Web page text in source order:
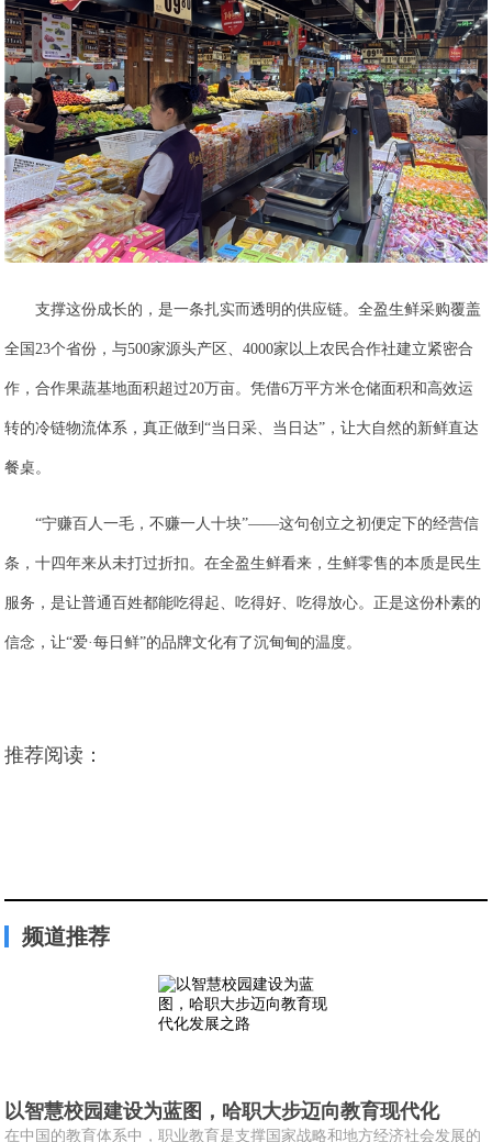
支撑这份成长的，是一条扎实而透明的供应链。全盈生鲜采购覆盖
全国23个省份，与500家源头产区、4000家以上农民合作社建立紧密合
作，合作果蔬基地面积超过20万亩。凭借6万平方米仓储面积和高效运
转的冷链物流体系，真正做到“当日采、当日达”，让大自然的新鲜直达
餐桌。
“宁赚百人一毛，不赚一人十块”——这句创立之初便定下的经营信
条，十四年来从未打过折扣。在全盈生鲜看来，生鲜零售的本质是民生
服务，是让普通百姓都能吃得起、吃得好、吃得放心。正是这份朴素的
信念，让“爱·每日鲜”的品牌文化有了沉甸甸的温度。
推荐阅读：
频道推荐
以智慧校园建设为蓝图，哈职大步迈向教育现代化
在中国的教育体系中，职业教育是支撑国家战略和地方经济社会发展的